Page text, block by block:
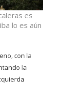
es
lo es aún
con la
la